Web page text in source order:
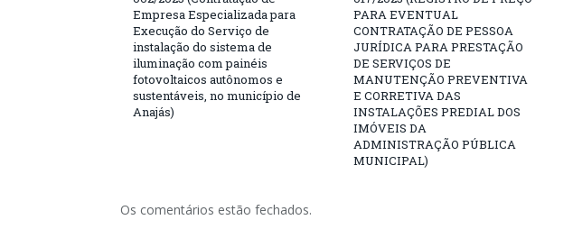
Empresa Especializada para
Execução do Serviço de
instalação do sistema de
iluminação com painéis
fotovoltaicos autônomos e
sustentáveis, no município de
Anajás)
PARA EVENTUAL
CONTRATAÇÃO DE PESSOA
JURÍDICA PARA PRESTAÇÃO
DE SERVIÇOS DE
MANUTENÇÃO PREVENTIVA
E CORRETIVA DAS
INSTALAÇÕES PREDIAL DOS
IMÓVEIS DA
ADMINISTRAÇÃO PÚBLICA
MUNICIPAL)
Os comentários estão fechados.